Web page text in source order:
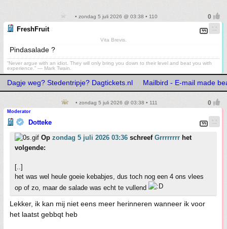
• zondag 5 juli 2026 @ 03:38 • 110
FreshFruit
Vita Brevis.
Pindasalade ?
“Never argue with an idiot. They will only bring you down to their level and beat you with
experience.” ― Mark Twain.
Dagje weg? Stedentripje? Dagtickets.nl Mailbird - E-mail made
• zondag 5 juli 2026 @ 03:38 • 111
Moderator
Dotteke
Op zondag 5 juli 2026 03:36 schreef Grrrrrrrr het
volgende:
[..]
het was wel heule goeie kebabjes, dus toch nog een 4 ons vlees
op of zo, maar de salade was echt te vullend
Lekker, ik kan mij niet eens meer herinneren wanneer ik voor
het laatst gebbqt heb